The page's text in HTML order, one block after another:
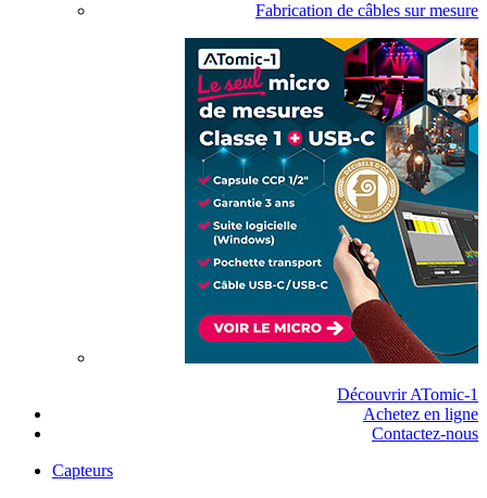
Fabrication de câbles sur mesure
Découvrir ATomic-1
Achetez en ligne
Contactez-nous
Capteurs